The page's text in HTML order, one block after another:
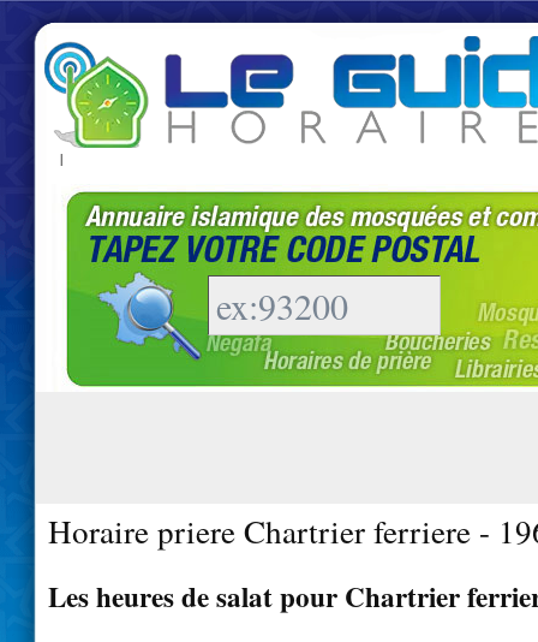
|
Horaire priere Chartrier ferriere -
Les heures de salat pour Chartrier